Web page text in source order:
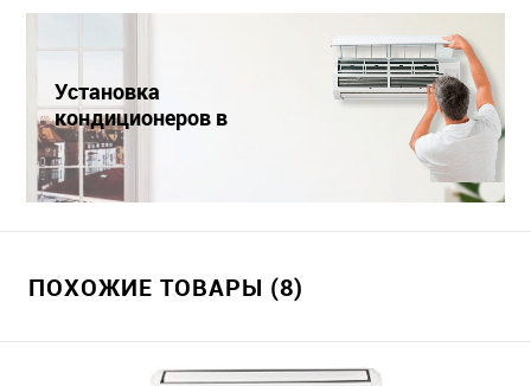
Установка
кондиционеров в
Краснодаре
ПОХОЖИЕ ТОВАРЫ (8)